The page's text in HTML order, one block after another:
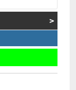
>